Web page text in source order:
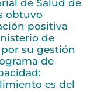
de Salud de
obtuvo
positiva
de
su gestión
de
es del